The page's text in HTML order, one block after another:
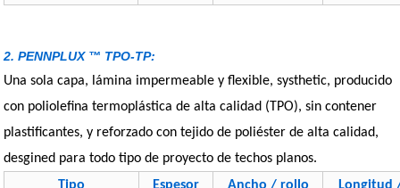
2. PENNPLUX ™ TPO-TP:
Una sola capa, lámina impermeable y flexible, systhetic, producido
con poliolefina termoplástica de alta calidad (TPO), sin contener
plastificantes, y reforzado con tejido de poliéster de alta calidad,
desgined para todo tipo de proyecto de techos planos.